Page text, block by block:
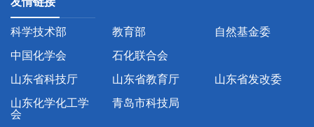
科学技术部 教育部
自然基金委
中国化学会
石化联合会
山东省科技厅
山东省教育厅
山东省发改委
山东化学化工学
会
青岛市科技局